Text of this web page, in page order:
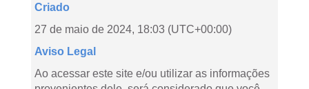
Criado
27 de maio de 2024, 18:03 (UTC+00:00)
Aviso Legal
Ao acessar este site e/ou utilizar as informações